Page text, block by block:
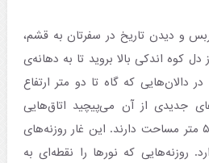
و دیدن تاریخ در سفرتان به قشم،
کوه اندکی بالا بروید تا به دهانه‌ی
دالان‌هایی که گاه تا دو متر ارتفاع
جدیدی از آن می‌پیچید اتاق‌هایی
می‌بینید که نزدیک به ۴ تا ۵ متر مساحت‌ دارند. این غار روزنه‌های
روزنه‌هایی که نورها را نقطه‌ای به